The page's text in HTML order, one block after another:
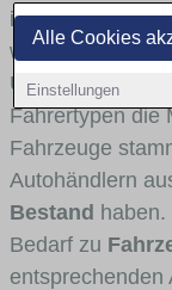
Alle Cookies
Einstellungen
in welchen
welche
Umlandverkehr
Fahrertypen die
Fahrzeuge
Autohändlern
Bestand
Bedarf zu
entsprechenden